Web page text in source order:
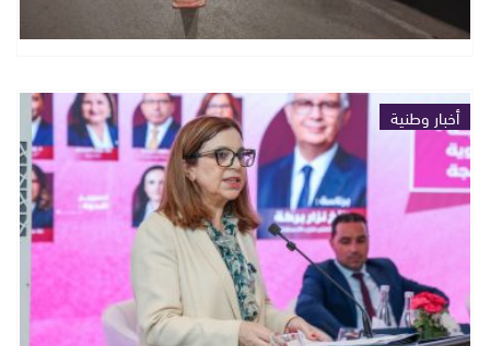
أخبار وطنية